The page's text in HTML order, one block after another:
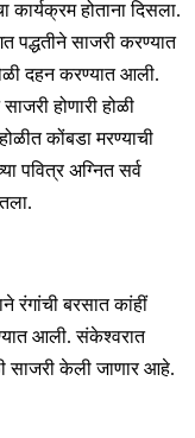
कार्यक्रम होताना दिसला.
पद्धतीने साजरी करण्यात
दहन करण्यात आली.
होणारी होळी
कोंबडा मरण्याची
पवित्र अग्नित सर्व
रंगांची बरसात कांहीं
आली. संकेश्वरात
साजरी केली जाणार आहे.